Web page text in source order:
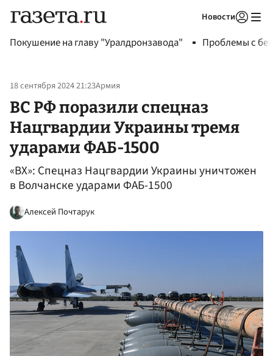
Новости
Покушение на главу "Уралдронзавода" Проблемы с
18 сентября 2024 21:23Армия
ВС РФ поразили спецназ
Нацгвардии Украины тремя
ударами ФАБ-1500
«ВХ»: Спецназ Нацгвардии Украины уничтожен
в Волчанске ударами ФАБ-1500
Алексей Почтарук